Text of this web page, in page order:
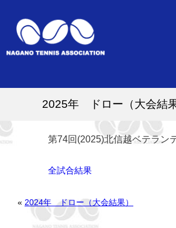
2025年 ドロー（大会結果
第74回(2025)北信越ベテラン
全試合結果
« 2024年 ドロー（大会結果）